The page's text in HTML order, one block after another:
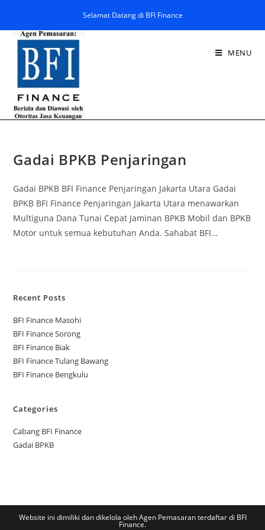
Selamat Datang di BFI Finance
MENU
Gadai BPKB Penjaringan
Gadai BPKB BFI Finance Penjaringan Jakarta Utara Gadai
BPKB BFI Finance Penjaringan Jakarta Utara menawarkan
Multiguna Dana Tunai Cepat Jaminan BPKB Mobil dan BPKB
Motor untuk semua kebutuhan Anda. Sahabat BFI…
Recent Posts
BFI Finance Masohi
BFI Finance Sorong
BFI Finance Biak
BFI Finance Tulang Bawang
BFI Finance Bengkulu
Categories
Cabang BFI Finance
Gadai BPKB
Website ini dimiliki dan dikelola oleh Agen Pemasaran terdaftar di BFI
Finance.